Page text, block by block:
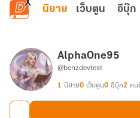
ข้ามไปยังเนื้อหาหลัก
นิยาย เว็บตูน อีบุ๊ก
AlphaOne95
@benzdevtest
1 นิยาย0 เว็บตูน0 อีบุ๊ก2 คน